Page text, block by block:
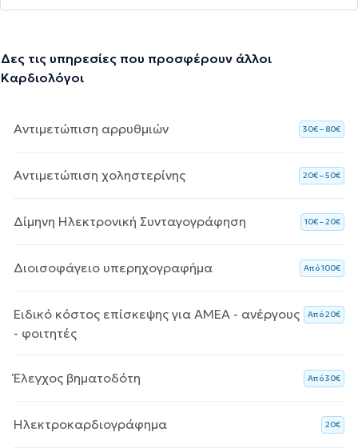
Δες τις υπηρεσίες που προσφέρουν άλλοι
Καρδιολόγοι
Αντιμετώπιση αρρυθμιών 30€ – 80€
Αντιμετώπιση χοληστερίνης 20€ – 50€
Δίμηνη Ηλεκτρονική Συνταγογράφηση 10€ – 20€
Διοισοφάγειο υπερηχογραφήμα Aπό 100€
Ειδικό κόστος επίσκεψης για ΑΜΕΑ - ανέργους
- φοιτητές
Aπό 20€
Έλεγχος βηματοδότη Aπό 30€
Ηλεκτροκαρδιογράφημα 20€